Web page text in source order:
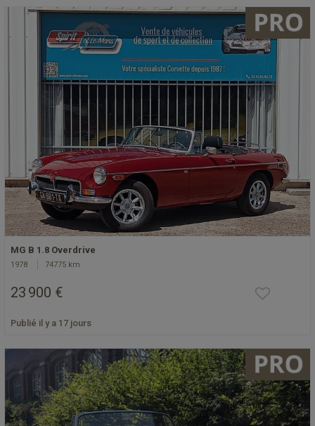
MG B 1.8 Overdrive
1978 74775 km
23 900 €
Publié il y a 17 jours